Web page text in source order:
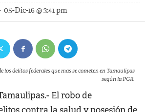
05-Dic-16 @ 3:41 pm
los delitos federales que mas se cometen en Tamaulipas
según la PGR.
El robo de